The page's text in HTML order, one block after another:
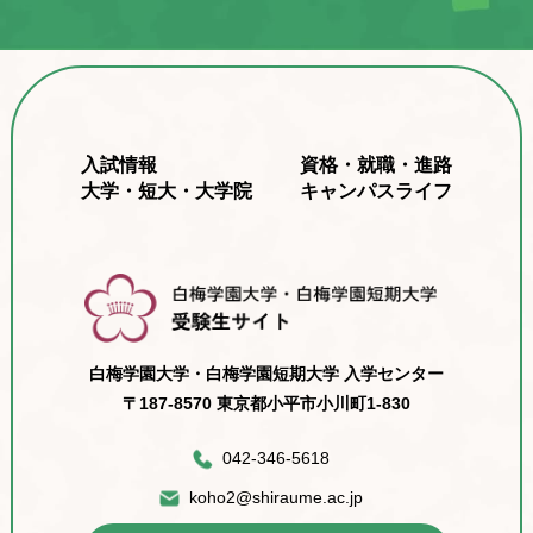
入試情報
キャンパスライフ
大学・短大・大学院
資格・就職・進路
白梅学園大学・白梅学園短期大学 入学センター
〒187-8570 東京都小平市小川町1-830
042-346-5618
koho2@shiraume.ac.jp